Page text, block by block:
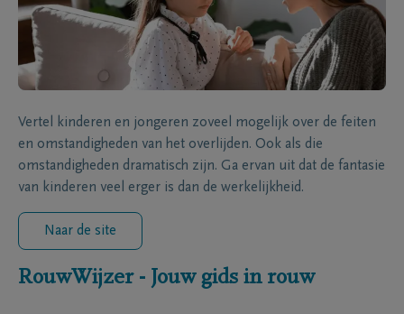
Vertel kinderen en jongeren zoveel mogelijk over de feiten
en omstandigheden van het overlijden. Ook als die
omstandigheden dramatisch zijn. Ga ervan uit dat de fantasie
van kinderen veel erger is dan de werkelijkheid.
Naar de site
RouwWijzer - Jouw gids in rouw